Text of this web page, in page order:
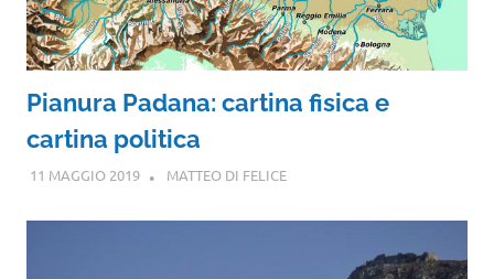
Pianura Padana: cartina fisica e
cartina politica
11 MAGGIO 2019 MATTEO DI FELICE